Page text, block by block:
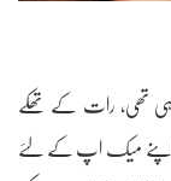
تھی، رات کے تھکے
اپنے میک اپ کے لئے